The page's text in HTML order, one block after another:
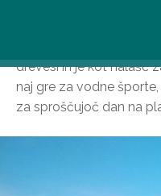
drevesi in je kot nalašč
naj gre za vodne
za sproščujoč dan na